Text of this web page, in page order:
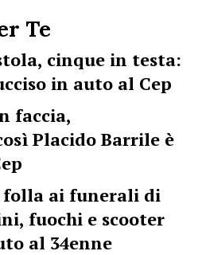
Te
cinque in testa:
in auto al Cep
faccia,
Placido Barrile è
folla ai funerali di
fuochi e scooter
al 34enne